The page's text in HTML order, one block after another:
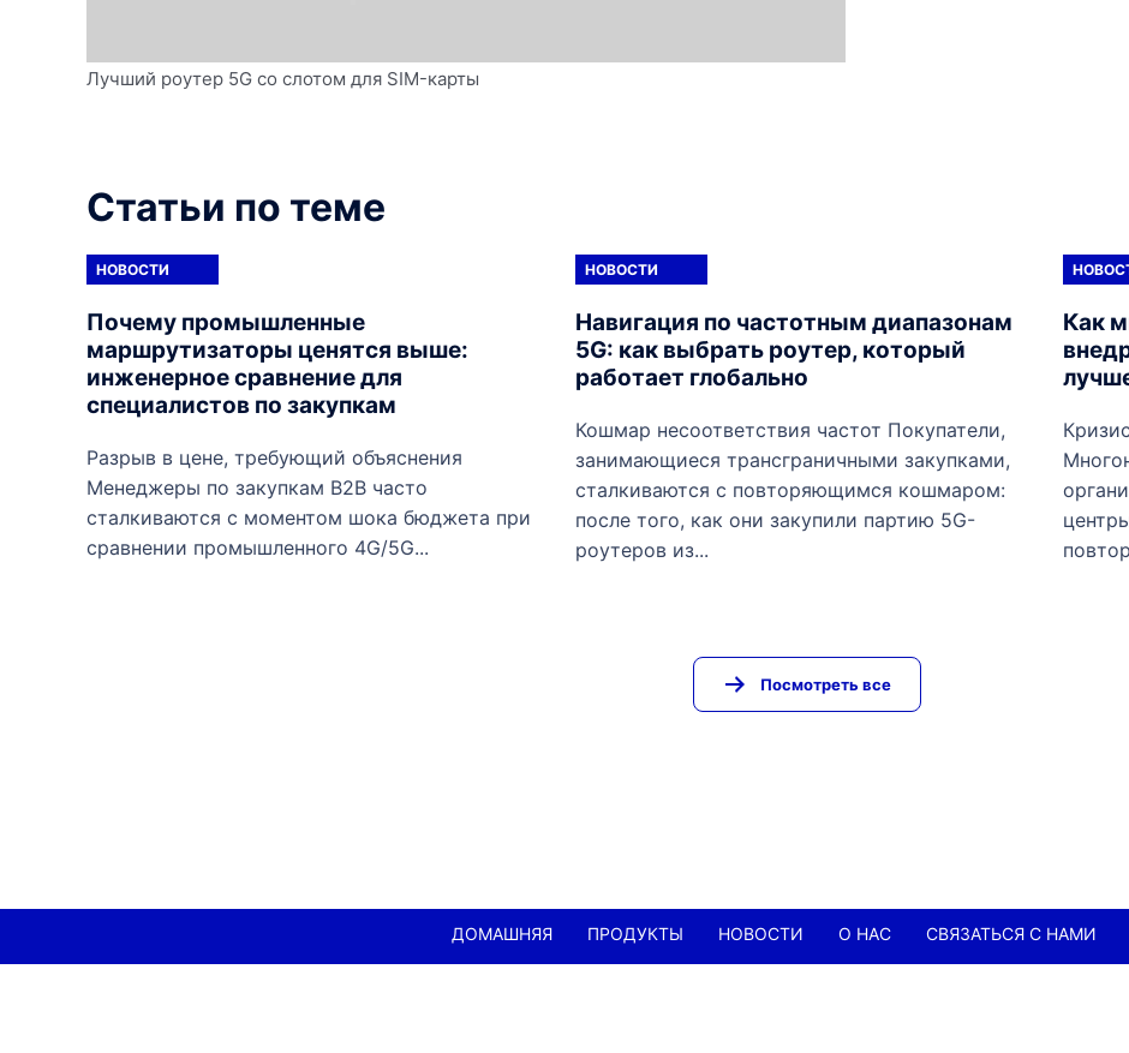
Лучший роутер 5G со слотом для SIM-карты
Статьи по теме
НОВОСТИ
Почему промышленные
маршрутизаторы ценятся выше:
инженерное сравнение для
специалистов по закупкам
Разрыв в цене, требующий объяснения
Менеджеры по закупкам B2B часто
сталкиваются с моментом шока бюджета при
сравнении промышленного 4G/5G...
НОВОСТИ
Навигация по частотным диапазонам
5G: как выбрать роутер, который
работает глобально
Кошмар несоответствия частот Покупатели,
занимающиеся трансграничными закупками,
сталкиваются с повторяющимся кошмаром:
после того, как они закупили партию 5G-
роутеров из...
Как
Посмотреть все
ДОМАШНЯЯ ПРОДУКТЫ НОВОСТИ О НАС СВЯЗАТЬСЯ С НАМИ
SHENZHEN JUNHAOYUE TECHNOLOGY CO., LTD.